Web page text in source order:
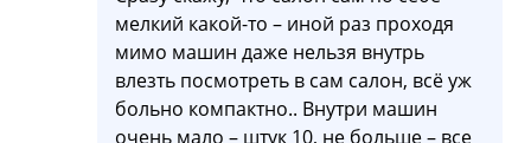
мелкий какой-то – иной раз проходя
мимо машин даже нельзя внутрь
влезть посмотреть в сам салон, всё уж
больно компактно.. Внутри машин
очень мало – штук 10, не больше – все